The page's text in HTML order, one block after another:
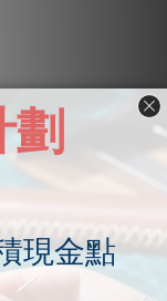
皮邊處理劑
片作手作教學，
的禮物。